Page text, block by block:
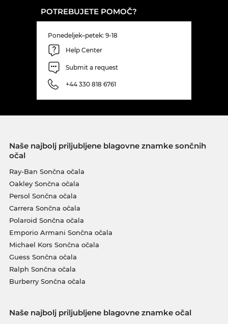
POTREBUJETE POMOČ?
Ponedeljek–petek: 9-18
Help Center
Submit a request
+44 330 818 6761
Naše najbolj priljubljene blagovne znamke sončnih
očal
Ray-Ban Sončna očala
Oakley Sončna očala
Persol Sončna očala
Carrera Sončna očala
Polaroid Sončna očala
Emporio Armani Sončna očala
Michael Kors Sončna očala
Guess Sončna očala
Ralph Sončna očala
Burberry Sončna očala
Naše najbolj priljubljene blagovne znamke očal